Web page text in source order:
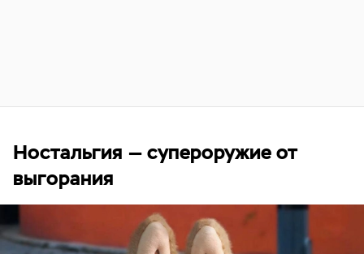
Ностальгия — супероружие от
выгорания